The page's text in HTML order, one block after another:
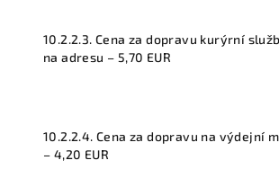
10.2.2.3. Cena za dopravu kurýrní
na adresu – 5,70 EUR
10.2.2.4. Cena za dopravu na výdejní
– 4,20 EUR